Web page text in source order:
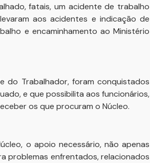
fatais, um acidente de trabalho
aos acidentes e indicação de
e encaminhamento ao Ministério
do Trabalhador, foram conquistados
e que possibilita aos funcionários,
os que procuram o Núcleo.
o apoio necessário, não apenas
problemas enfrentados, relacionados